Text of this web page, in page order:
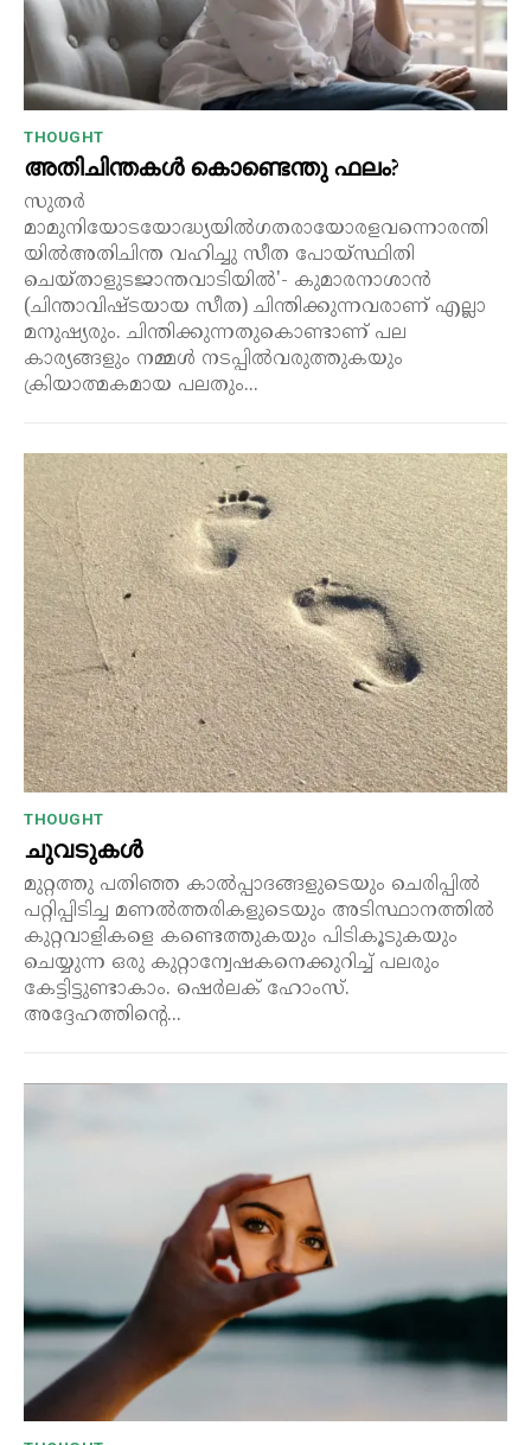
THOUGHT
അതിചിന്തകൾ കൊണ്ടെന്തു ഫലം?
സുതർ
മാമുനിയോടയോദ്ധ്യയിൽഗതരായോരളവന്നൊരന്തി
യിൽഅതിചിന്ത വഹിച്ചു സീത പോയ്സ്ഥിതി
ചെയ്താളുടജാന്തവാടിയിൽ'- കുമാരനാശാൻ
(ചിന്താവിഷ്ടയായ സീത) ചിന്തിക്കുന്നവരാണ് എല്ലാ
മനുഷ്യരും. ചിന്തിക്കുന്നതുകൊണ്ടാണ് പല
കാര്യങ്ങളും നമ്മൾ നടപ്പിൽവരുത്തുകയും
ക്രിയാത്മകമായ പലതും...
THOUGHT
ചുവടുകൾ
മുറ്റത്തു പതിഞ്ഞ കാൽപ്പാദങ്ങളുടെയും ചെരിപ്പിൽ
പറ്റിപ്പിടിച്ച മണൽത്തരികളുടെയും അടിസ്ഥാനത്തിൽ
കുറ്റവാളികളെ കണ്ടെത്തുകയും പിടികൂടുകയും
ചെയ്യുന്ന ഒരു കുറ്റാന്വേഷകനെക്കുറിച്ച് പലരും
കേട്ടിട്ടുണ്ടാകാം. ഷെർലക് ഹോംസ്.
അദ്ദേഹത്തിന്റെ...